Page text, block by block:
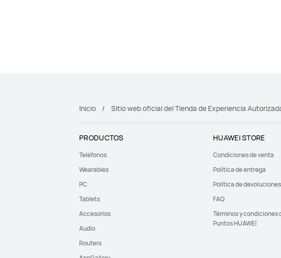
Inicio Sitio web oficial del Tienda de Experiencia
PRODUCTOS
Teléfonos
Wearables
PC
Tablets
Accesorios
Audio
Routers
HUAWEI STORE
Condiciones de venta
Política de entrega
Política de devoluciones
FAQ
Términos y condiciones
Puntos HUAWEI